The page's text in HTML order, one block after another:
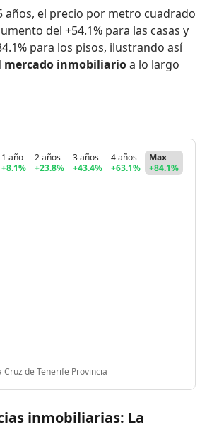
años, el precio por metro cuadrado
del +54.1% para las casas y
para los pisos, ilustrando así
mercado inmobiliarioa lo largo
1 año
+8.1%
2 años
+23.8%
3 años
+43.4%
4 años
+63.1%
Max
+84.1%
Cruz de Tenerife Provincia
inmobiliarias: La